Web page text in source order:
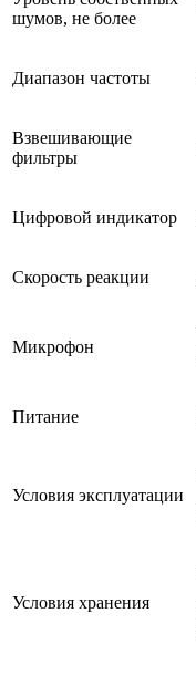
шумов, не более
Диапазон частоты
Взвешивающие
фильтры
Цифровой индикатор
Скорость реакции
Микрофон
Питание
Условия эксплуатации
Условия хранения